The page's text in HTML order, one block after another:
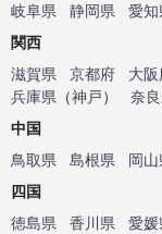
岐阜県
静岡県 愛知
関西
滋賀県
京都府 大
兵庫県 （神戸） 奈
中国
鳥取県
島根県 岡山
四国
徳島県
香川県 愛媛